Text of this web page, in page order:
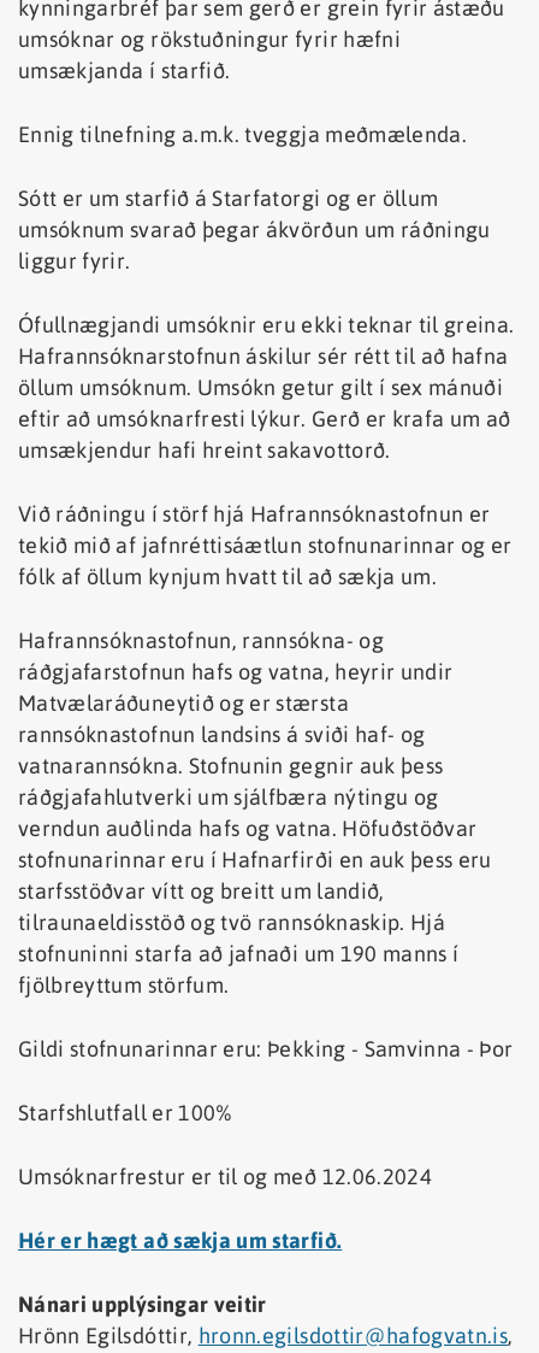
kynningarbréf þar sem gerð er grein fyrir ástæðu
umsóknar og rökstuðningur fyrir hæfni
umsækjanda í starfið.
Ennig tilnefning a.m.k. tveggja meðmælenda.
Sótt er um starfið á Starfatorgi og er öllum
umsóknum svarað þegar ákvörðun um ráðningu
liggur fyrir.
Ófullnægjandi umsóknir eru ekki teknar til greina.
Hafrannsóknarstofnun áskilur sér rétt til að hafna
öllum umsóknum. Umsókn getur gilt í sex mánuði
eftir að umsóknarfresti lýkur. Gerð er krafa um að
umsækjendur hafi hreint sakavottorð.
Við ráðningu í störf hjá Hafrannsóknastofnun er
tekið mið af jafnréttisáætlun stofnunarinnar og er
fólk af öllum kynjum hvatt til að sækja um.
Hafrannsóknastofnun, rannsókna- og
ráðgjafarstofnun hafs og vatna, heyrir undir
Matvælaráðuneytið og er stærsta
rannsóknastofnun landsins á sviði haf- og
vatnarannsókna. Stofnunin gegnir auk þess
ráðgjafahlutverki um sjálfbæra nýtingu og
verndun auðlinda hafs og vatna. Höfuðstöðvar
stofnunarinnar eru í Hafnarfirði en auk þess eru
starfsstöðvar vítt og breitt um landið,
tilraunaeldisstöð og tvö rannsóknaskip. Hjá
stofnuninni starfa að jafnaði um 190 manns í
fjölbreyttum störfum.
Gildi stofnunarinnar eru: Þekking - Samvinna - Þor
Starfshlutfall er 100%
Umsóknarfrestur er til og með 12.06.2024
Hér er hægt að sækja um starfið.
Nánari upplýsingar veitir
Hrönn Egilsdóttir, hronn.egilsdottir@hafogvatn.is,